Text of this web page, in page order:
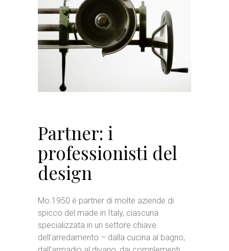
Partner: i
professionisti del
design
Mo.1950 è partner di molte aziende di
spicco del made in Italy, ciascuna
specializzata in un settore chiave
dell’arredamento – dalla cucina al bagno,